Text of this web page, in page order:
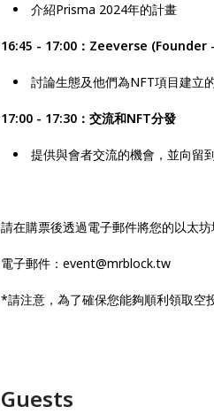
介紹Prisma 2024年的計畫
16:45 - 17:00：Zeeverse (Founder
討論生態及他們為NFT項目建立的
17:00 - 17:30：交流和NFT分發
提供與會者交流的機會，並向留
請在購票後透過電子郵件將您的以太
電子郵件：event@mrblock.tw
*請注意，為了確保您能夠順利領取空
Guests